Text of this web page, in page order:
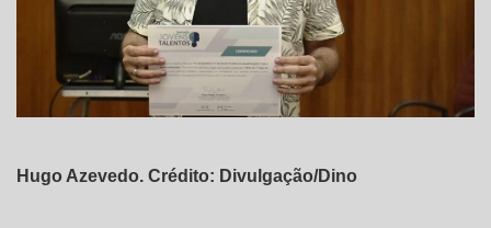
Hugo Azevedo. Crédito: Divulgação/Dino